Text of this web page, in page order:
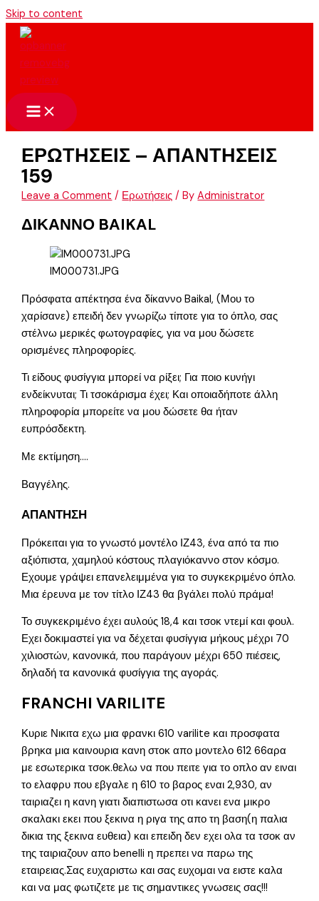
Skip to content
ΕΡΩΤΗΣΕΙΣ – ΑΠΑΝΤΗΣΕΙΣ
159
Leave a Comment / Ερωτήσεις / ByAdministrator
ΔΙΚΑΝΝΟ BAIKAL
IM000731.JPG
Πρόσφατα απέκτησα ένα δίκαννο Baikal, (Μου το
χαρίσανε) επειδή δεν γνωρίζω τίποτε για το όπλο, σας
στέλνω μερικές φωτογραφίες, για να μου δώσετε
ορισμένες πληροφορίες.
Τι είδους φυσίγγια μπορεί να ρίξει; Για ποιο κυνήγι
ενδείκνυται; Τι τσοκάρισμα έχει; Και οποιαδήποτε άλλη
πληροφορία μπορείτε να μου δώσετε θα ήταν
ευπρόσδεκτη.
Με εκτίμηση….
Βαγγέλης.
ΑΠΑΝΤΗΣΗ
Πρόκειται για το γνωστό μοντέλο ΙΖ43, ένα από τα πιο
αξιόπιστα, χαμηλού κόστους πλαγιόκαννο στον κόσμο.
Εχουμε γράψει επανελειμμένα για το συγκεκριμένο όπλο.
Μια έρευνα με τον τίτλο ΙΖ43 θα βγάλει πολύ πράμα!
Το συγκεκριμένο έχει αυλούς 18,4 και τσοκ ντεμί και φουλ.
Εχει δοκιμαστεί για να δέχεται φυσίγγια μήκους μέχρι 70
χιλιοστών, κανονικά, που παράγουν μέχρι 650 πιέσεις,
δηλαδή τα κανονικά φυσίγγια της αγοράς.
FRANCHI VARILITE
Κυριε Νικιτα εχω μια φρανκι 610 varilite και προσφατα
βρηκα μια καινουρια κανη στοκ απο μοντελο 612 66αρα
με εσωτερικα τσοκ.θελω να που πειτε για το οπλο αν ειναι
το ελαφρυ που εβγαλε η 610 το βαρος εναι 2,930, αν
ταιριαζει η κανη γιατι διαπιστωσα οτι κανει ενα μικρο
σκαλακι εκει που ξεκινα η ριγα της απο τη βαση(η παλια
δικια της ξεκινα ευθεια) και επειδη δεν εχει ολα τα τσοκ αν
της ταιριαζουν απο benelli η πρεπει να παρω της
εταιρειας.Σας ευχαριστω και σας ευχομαι να ειστε καλα
και να μας φωτιζετε με τις σημαντικες γνωσεις σας!!!